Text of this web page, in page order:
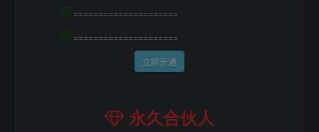
☑ =====================
☑ =====================
立即开通
永久合伙人